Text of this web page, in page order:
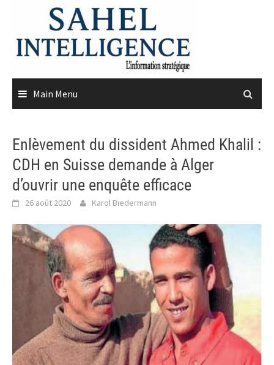
content
Main Menu
Enlèvement du dissident Ahmed Khalil :
CDH en Suisse demande à Alger
d’ouvrir une enquête efficace
26 août 2020 Karol Biedermann